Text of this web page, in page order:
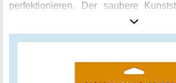
perfektionieren. Der saubere
nicht auf Hände und Kleidung ab, so
Sorgen um Flecken machen müssen.
Malen anfangen. Ab einem Alter von
sie ihre ersten Erfahrungen sammeln